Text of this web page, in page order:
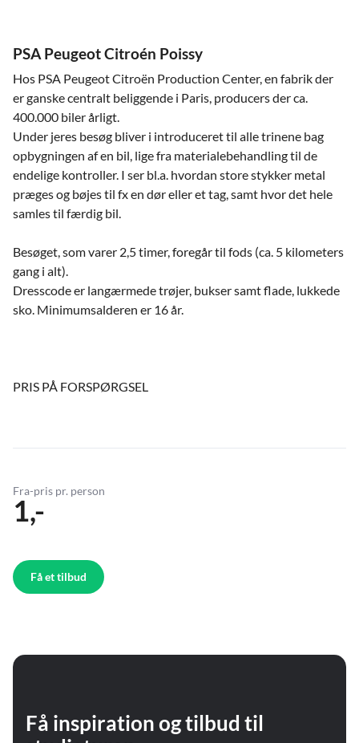
PSA Peugeot Citroén Poissy
Hos PSA Peugeot Citroën Production Center, en fabrik der
er ganske centralt beliggende i Paris, producers der ca.
400.000 biler årligt.
Under jeres besøg bliver i introduceret til alle trinene bag
opbygningen af en bil, lige fra materialebehandling til de
endelige kontroller. I ser bl.a. hvordan store stykker metal
præges og bøjes til fx en dør eller et tag, samt hvor det hele
samles til færdig bil.
Besøget, som varer 2,5 timer, foregår til fods (ca. 5 kilometers
gang i alt).
Dresscode er langærmede trøjer, bukser samt flade, lukkede
sko. Minimumsalderen er 16 år.
PRIS PÅ FORSPØRGSEL
Fra-pris pr. person
1,-
Få et tilbud
Få inspiration og tilbud til